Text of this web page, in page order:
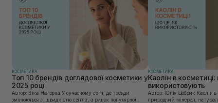
КОСМЕТИКА
Топ 10 брендів доглядової косметики у
2025 році
Автор: Віка Нагорна У сучасному світі, де тренди
змінюються зі швидкістю світла, а ринок популярної
КОСМЕТИКА
Каолін в
використовують
Автор: Юлія Цебрик Каолін в косметології – це
природний мінерал,